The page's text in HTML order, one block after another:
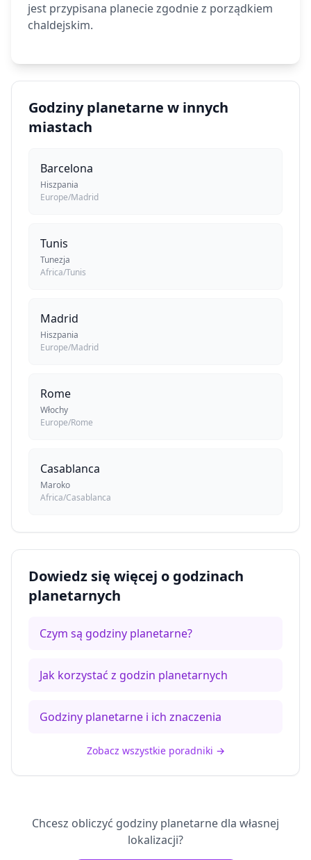
jest przypisana planecie zgodnie z porządkiem
chaldejskim.
Godziny planetarne w innych
miastach
Barcelona
Hiszpania
Europe/Madrid
Tunis
Tunezja
Africa/Tunis
Madrid
Hiszpania
Europe/Madrid
Rome
Włochy
Europe/Rome
Casablanca
Maroko
Africa/Casablanca
Dowiedz się więcej o godzinach
planetarnych
Czym są godziny planetarne?
Jak korzystać z godzin planetarnych
Godziny planetarne i ich znaczenia
Zobacz wszystkie poradniki →
Chcesz obliczyć godziny planetarne dla własnej
lokalizacji?